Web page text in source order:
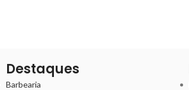
Destaques
Barbearia